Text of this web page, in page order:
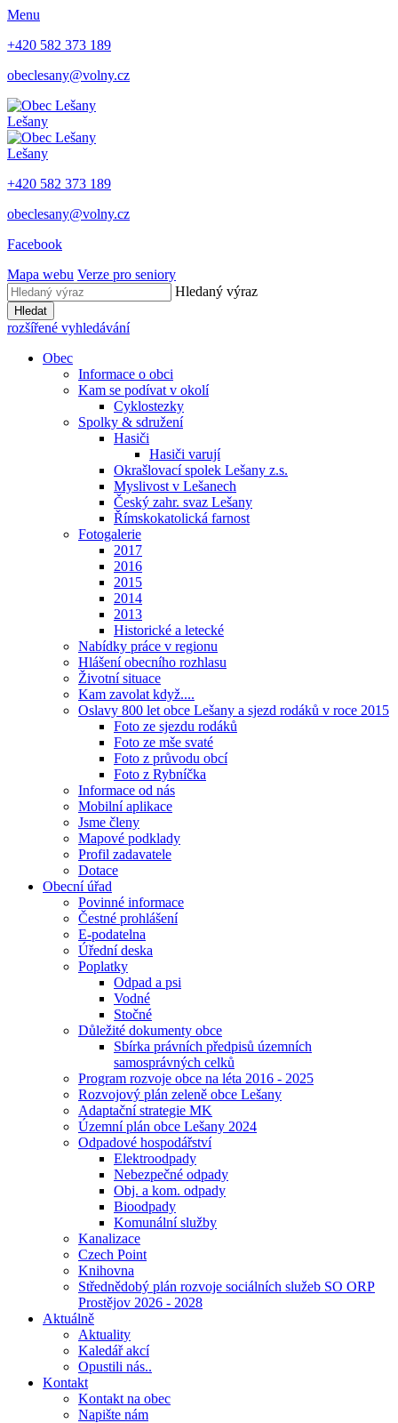
Menu
+420 582 373 189
obeclesany@volny.cz
Lešany
Lešany
+420 582 373 189
obeclesany@volny.cz
Facebook
Mapa webu Verze pro seniory
Hledaný výraz
Hledat
rozšířené vyhledávání
Obec
Informace o obci
Kam se podívat v okolí
Cyklostezky
Spolky & sdružení
Hasiči
Hasiči varují
Okrašlovací spolek Lešany z.s.
Myslivost v Lešanech
Český zahr. svaz Lešany
Římskokatolická farnost
Fotogalerie
2017
2016
2015
2014
2013
Historické a letecké
Nabídky práce v regionu
Hlášení obecního rozhlasu
Životní situace
Kam zavolat když....
Oslavy 800 let obce Lešany a sjezd rodáků v roce 2015
Foto ze sjezdu rodáků
Foto ze mše svaté
Foto z průvodu obcí
Foto z Rybníčka
Informace od nás
Mobilní aplikace
Jsme členy
Mapové podklady
Profil zadavatele
Dotace
Obecní úřad
Povinné informace
Čestné prohlášení
E-podatelna
Úřední deska
Poplatky
Odpad a psi
Vodné
Stočné
Důležité dokumenty obce
Sbírka právních předpisů územních
samosprávných celků
Program rozvoje obce na léta 2016 - 2025
Rozvojový plán zeleně obce Lešany
Adaptační strategie MK
Územní plán obce Lešany 2024
Odpadové hospodářství
Elektroodpady
Nebezpečné odpady
Obj. a kom. odpady
Bioodpady
Komunální služby
Kanalizace
Czech Point
Knihovna
Střednědobý plán rozvoje sociálních služeb SO ORP
Prostějov 2026 - 2028
Aktuálně
Aktuality
Kaledář akcí
Opustili nás..
Kontakt
Kontakt na obec
Napište nám